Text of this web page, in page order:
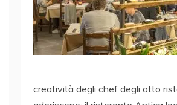
creatività degli chef degli otto